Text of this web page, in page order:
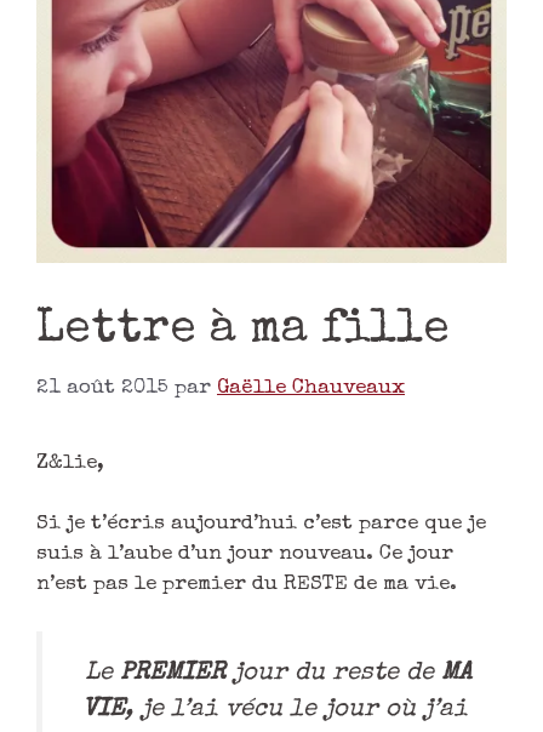
Lettre à ma fille
21 août 2015 par Gaëlle Chauveaux
Z&lie,
Si je t’écris aujourd’hui c’est parce que je
suis à l’aube d’un jour nouveau. Ce jour
n’est pas le premier du RESTE de ma vie.
Le PREMIERjour du reste de MA
VIE, je l’ai vécu le jour où j’ai